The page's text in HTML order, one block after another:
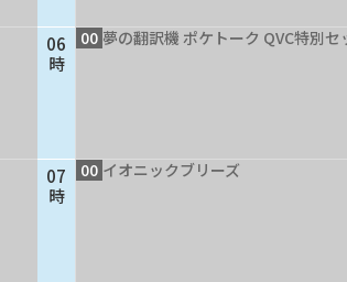
06
時
07
時
00 夢の翻訳機 ポケトーク QVC特別セ
00 イオニックブリーズ